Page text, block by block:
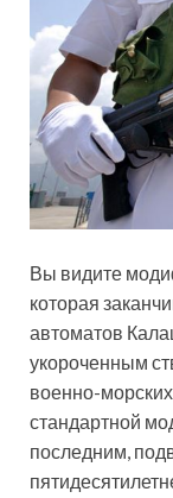
Вы видите
которая
автоматов
укороченным
военно-
стандартной
последним,